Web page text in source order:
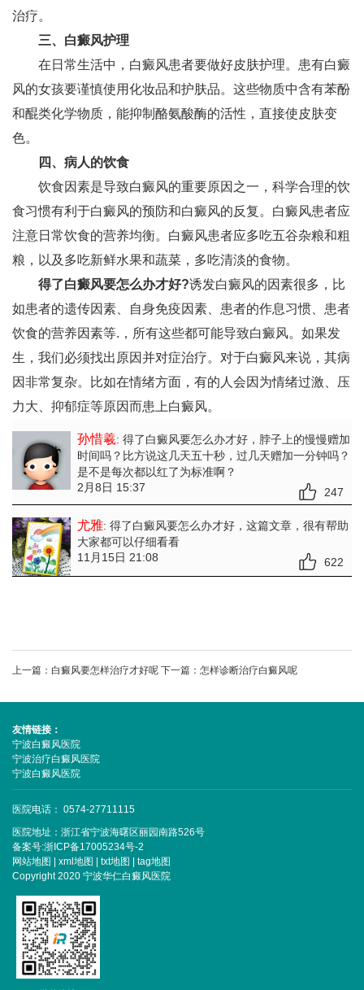
治疗。
三、白癜风护理
在日常生活中，白癜风患者要做好皮肤护理。患有白癜
风的女孩要谨慎使用化妆品和护肤品。这些物质中含有苯酚
和醌类化学物质，能抑制酪氨酸酶的活性，直接使皮肤变
色。
四、病人的饮食
饮食因素是导致白癜风的重要原因之一，科学合理的饮
食习惯有利于白癜风的预防和白癜风的反复。白癜风患者应
注意日常饮食的营养均衡。白癜风患者应多吃五谷杂粮和粗
粮，以及多吃新鲜水果和蔬菜，多吃清淡的食物。
得了白癜风要怎么办才好?诱发白癜风的因素很多，比
如患者的遗传因素、自身免疫因素、患者的作息习惯、患者
饮食的营养因素等.，所有这些都可能导致白癜风。如果发
生，我们必须找出原因并对症治疗。对于白癜风来说，其病
因非常复杂。比如在情绪方面，有的人会因为情绪过激、压
力大、抑郁症等原因而患上白癜风。
孙惜羲: 得了白癜风要怎么办才好，脖子上的慢慢赠加
时间吗？比方说这几天五十秒，过几天赠加一分钟吗？
是不是每次都以红了为标准啊？
2月8日 15:37
247
尤雅: 得了白癜风要怎么办才好，这篇文章，很有帮助
大家都可以仔细看看
11月15日 21:08
622
上一篇： 白癜风要怎样治疗才好呢 下一篇： 怎样诊断治疗白癜风呢
友情链接：
宁波白癜风医院
宁波治疗白癜风医院
宁波白癜风医院
医院电话： 0574-27711115
医院地址：浙江省宁波海曙区丽园南路526号
备案号:浙ICP备17005234号-2
网站地图 | xml地图 | txt地图 | tag地图
Copyright 2020 宁波华仁白癜风医院